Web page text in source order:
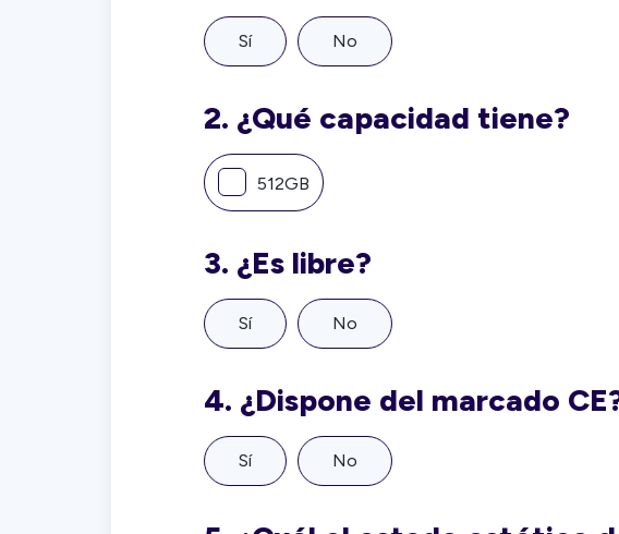
Sí No
2. ¿Qué capacidad tiene?
512GB
3. ¿Es libre?
Sí No
4. ¿Dispone del marcado
Sí No